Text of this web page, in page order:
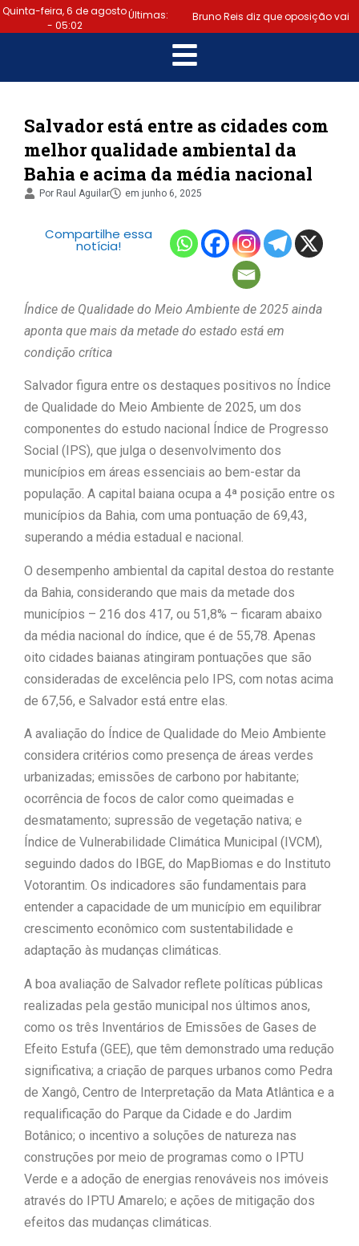
Quinta-feira, 6 de agosto
- 05:02
Últimas: Bruno Reis diz que oposição vai
escolher melhor estratégia para
vencer eleição nacional |
Último dia: prazo para regularizar
situação eleitoral e emitir título
termina hoje (6) | Samuel
de contabilidade | Prefeitura
de Lauro de Freitas disponibiliza
“Tomamos a decisão de
caminhar com Flávio Bolsonaro”, diz
Junior Marabá |
Jesus discorda de Zema sobre fim
do Bolsa Família: “Precisamos dar
evoluírem” |
Salvador está entre as cidades com
melhor qualidade ambiental da
Bahia e acima da média nacional
Por Raul Aguilar em junho 6, 2025
Compartilhe essa
notícia!
Índice de Qualidade do Meio Ambiente de 2025 ainda
aponta que mais da metade do estado está em
condição crítica
Salvador figura entre os destaques positivos no Índice
de Qualidade do Meio Ambiente de 2025, um dos
componentes do estudo nacional Índice de Progresso
Social (IPS), que julga o desenvolvimento dos
municípios em áreas essenciais ao bem-estar da
população. A capital baiana ocupa a 4ª posição entre os
municípios da Bahia, com uma pontuação de 69,43,
superando a média estadual e nacional.
O desempenho ambiental da capital destoa do restante
da Bahia, considerando que mais da metade dos
municípios – 216 dos 417, ou 51,8% – ficaram abaixo
da média nacional do índice, que é de 55,78. Apenas
oito cidades baianas atingiram pontuações que são
consideradas de excelência pelo IPS, com notas acima
de 67,56, e Salvador está entre elas.
A avaliação do Índice de Qualidade do Meio Ambiente
considera critérios como presença de áreas verdes
urbanizadas; emissões de carbono por habitante;
ocorrência de focos de calor como queimadas e
desmatamento; supressão de vegetação nativa; e
Índice de Vulnerabilidade Climática Municipal (IVCM),
seguindo dados do IBGE, do MapBiomas e do Instituto
Votorantim. Os indicadores são fundamentais para
entender a capacidade de um município em equilibrar
crescimento econômico com sustentabilidade e
adaptação às mudanças climáticas.
A boa avaliação de Salvador reflete políticas públicas
realizadas pela gestão municipal nos últimos anos,
como os três Inventários de Emissões de Gases de
Efeito Estufa (GEE), que têm demonstrado uma redução
significativa; a criação de parques urbanos como Pedra
de Xangô, Centro de Interpretação da Mata Atlântica e a
requalificação do Parque da Cidade e do Jardim
Botânico; o incentivo a soluções de natureza nas
construções por meio de programas como o IPTU
Verde e a adoção de energias renováveis nos imóveis
através do IPTU Amarelo; e ações de mitigação dos
efeitos das mudanças climáticas.